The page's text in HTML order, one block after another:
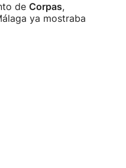
de Corpas,
ya mostraba